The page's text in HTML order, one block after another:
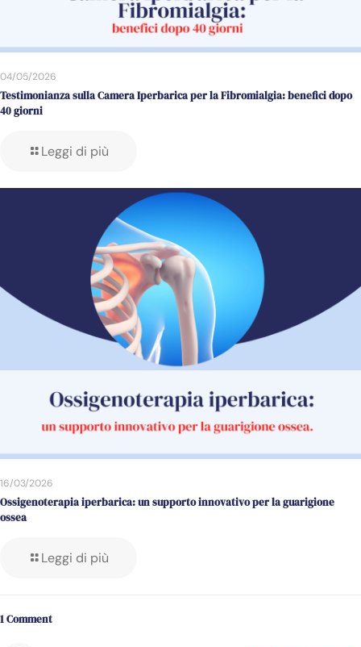
04/05/2026
Testimonianza sulla Camera Iperbarica per la Fibromialgia: benefici dopo
40 giorni
Leggi di più
16/03/2026
Ossigenoterapia iperbarica: un supporto innovativo per la guarigione
ossea
Leggi di più
1 Comment